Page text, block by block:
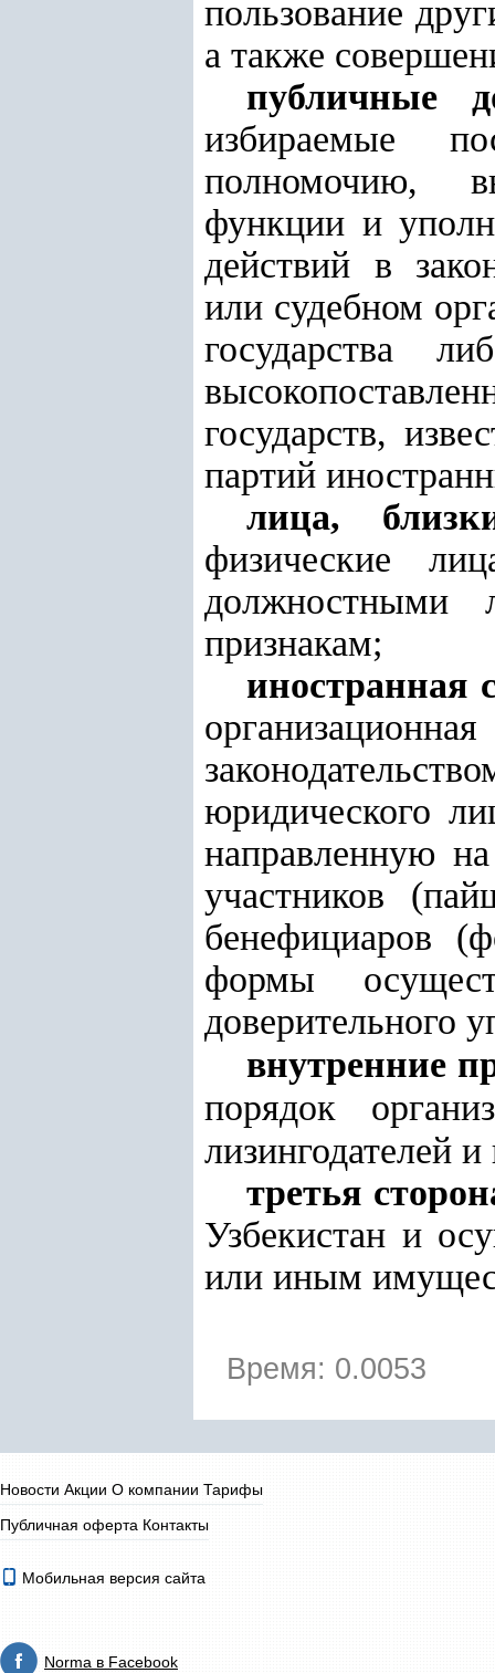
пользование
а также
публичные
избираемые
полномочию,
функции и
действий в
или судебном
государства
государств,
партий
лица,
физические
должностными
признакам;
иностранная
юридического
направленную
участников
бенефициаров
формы
доверительного
внутренние
порядок
лизингодателей
третья
Узбекистан и
или иным
Время: 0.0053
Новости Акции О компании Тарифы
Публичная оферта Контакты
Мобильная версия сайта
Norma в Facebook